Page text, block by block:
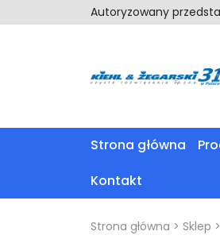
Autoryzowany
Strona główna
Kontakt
Strona główna > Sklep >